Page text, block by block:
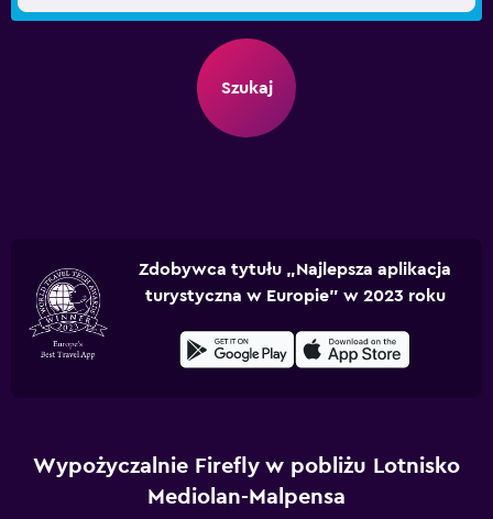
Szukaj
Zdobywca tytułu „Najlepsza aplikacja
turystyczna w Europie” w 2023 roku
Wypożyczalnie Firefly w pobliżu Lotnisko
Mediolan-Malpensa